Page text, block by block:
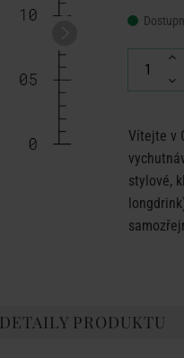
Vítejte v
stylové,
DETAILY PRODUKTU